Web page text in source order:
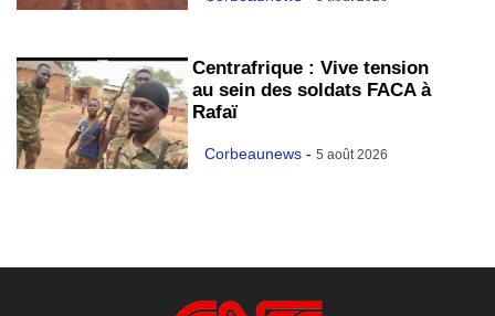
Centrafrique : Vive tension
au sein des soldats FACA à
Rafaï
Corbeaunews - 5 août 2026